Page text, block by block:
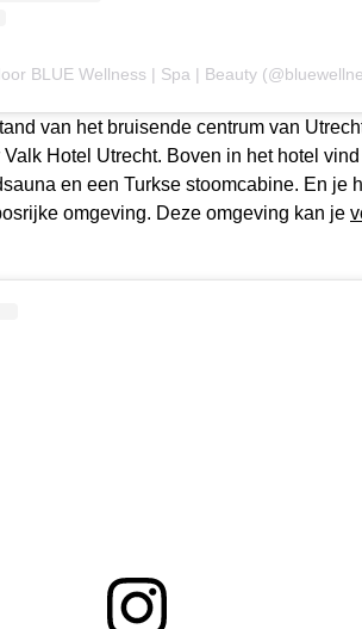
BLUE Wellness | Spa | Beauty
van het bruisende centrum van
Hotel Utrecht. Boven in het hotel
en een Turkse stoomcabine. En je
omgeving. Deze omgeving kan je